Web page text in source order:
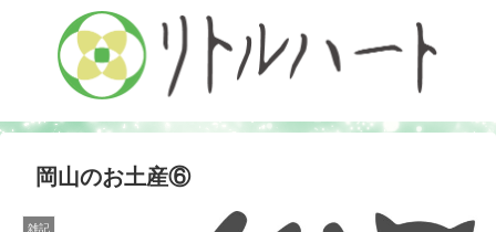
岡山のお土産⑥
雑記